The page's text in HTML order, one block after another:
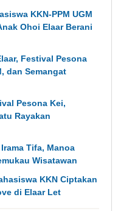
KKN-PPM UGM
Ohoi Elaar Berani
Festival Pesona
dan Semangat
Pesona Kei,
Rayakan
Tifa, Manoa
Wisatawan
KKN Ciptakan
di Elaar Let